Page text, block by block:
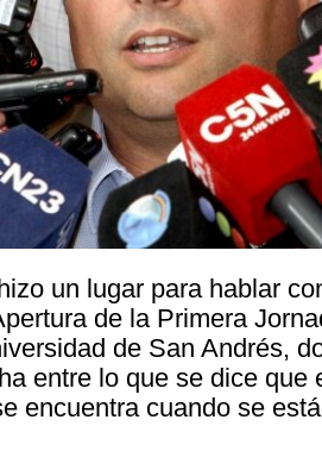
un lugar para hablar
de la Primera
de San Andrés,
entre lo que se dice que
encuentra cuando se